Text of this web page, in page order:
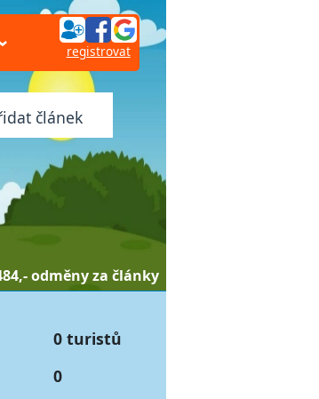
registrovat
článek
odměny za články
0 turistů
0